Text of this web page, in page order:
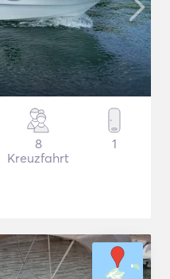
8
Kreuzfahrt
1